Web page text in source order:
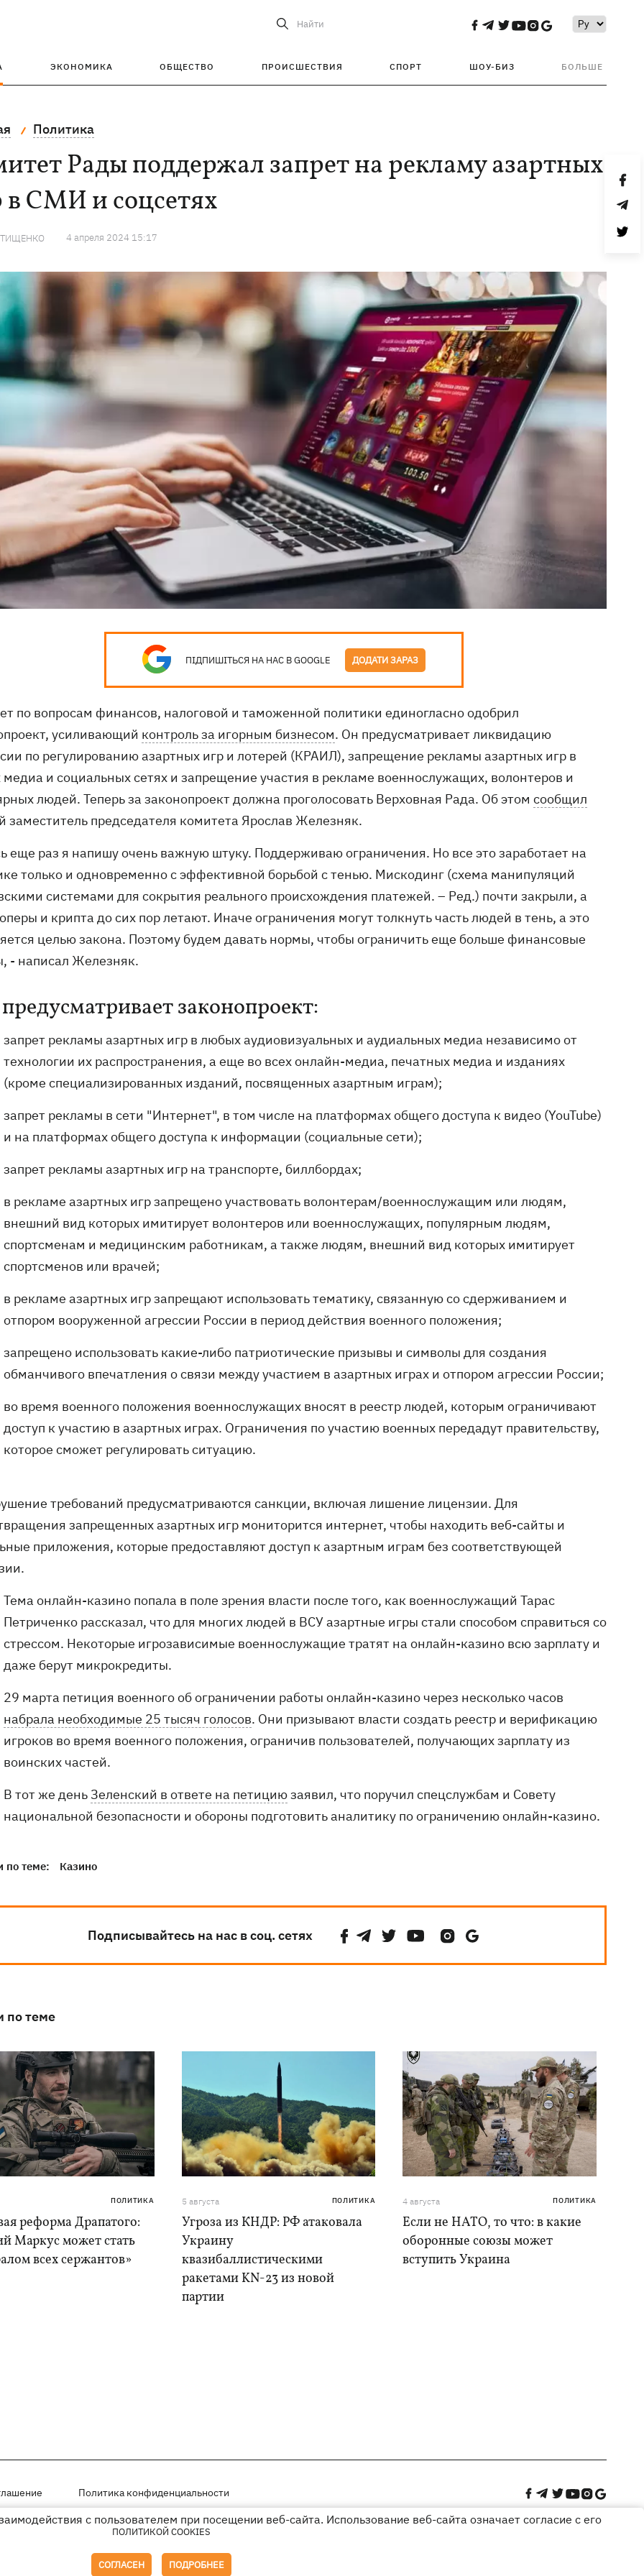
Найти
ЭКОНОМИКА ОБЩЕСТВО ПРОИСШЕСТВИЯ СПОРТ ШОУ-БИЗ БОЛЬШЕ
Политика
Рады поддержал запрет на рекламу азартных
в СМИ и соцсетях
4 апреля 2024 15:17
ПІДПИШІТЬСЯ НА НАС В GOOGLE ДОДАТИ ЗАРАЗ
по вопросам финансов, налоговой и таможенной политики единогласно одобрил
усиливающий контроль за игорным бизнесом. Он предусматривает ликвидацию
по регулированию азартных игр и лотерей (КРАИЛ), запрещение рекламы азартных игр в
и социальных сетях и запрещение участия в рекламе военнослужащих, волонтеров и
людей. Теперь за законопроект должна проголосовать Верховная Рада. Об этом сообщил
заместитель председателя комитета Ярослав Железняк.
еще раз я напишу очень важную штуку. Поддерживаю ограничения. Но все это заработает на
только и одновременно с эффективной борьбой с тенью. Мискодинг (схема манипуляций
системами для сокрытия реального происхождения платежей. – Ред.) почти закрыли, а
и крипта до сих пор летают. Иначе ограничения могут толкнуть часть людей в тень, а это
целью закона. Поэтому будем давать нормы, чтобы ограничить еще больше финансовые
- написал Железняк.
законопроект:
запрет рекламы азартных игр в любых аудиовизуальных и аудиальных медиа независимо от
технологии их распространения, а еще во всех онлайн-медиа, печатных медиа и изданиях
(кроме специализированных изданий, посвященных азартным играм);
запрет рекламы в сети "Интернет", в том числе на платформах общего доступа к видео (YouTube)
и на платформах общего доступа к информации (социальные сети);
запрет рекламы азартных игр на транспорте, биллбордах;
в рекламе азартных игр запрещено участвовать волонтерам/военнослужащим или людям,
внешний вид которых имитирует волонтеров или военнослужащих, популярным людям,
спортсменам и медицинским работникам, а также людям, внешний вид которых имитирует
спортсменов или врачей;
в рекламе азартных игр запрещают использовать тематику, связанную со сдерживанием и
отпором вооруженной агрессии России в период действия военного положения;
запрещено использовать какие-либо патриотические призывы и символы для создания
обманчивого впечатления о связи между участием в азартных играх и отпором агрессии России;
во время военного положения военнослужащих вносят в реестр людей, которым ограничивают
доступ к участию в азартных играх. Ограничения по участию военных передадут правительству,
которое сможет регулировать ситуацию.
требований предусматриваются санкции, включая лишение лицензии. Для
запрещенных азартных игр мониторится интернет, чтобы находить веб-сайты и
приложения, которые предоставляют доступ к азартным играм без соответствующей
Тема онлайн-казино попала в поле зрения власти после того, как военнослужащий Тарас
Петриченко рассказал, что для многих людей в ВСУ азартные игры стали способом справиться со
стрессом. Некоторые игрозависимые военнослужащие тратят на онлайн-казино всю зарплату и
даже берут микрокредиты.
29 марта петиция военного об ограничении работы онлайн-казино через несколько часов
набрала необходимые 25 тысяч голосов. Они призывают власти создать реестр и верификацию
игроков во время военного положения, ограничив пользователей, получающих зарплату из
воинских частей.
В тот же день Зеленский в ответе на петициюзаявил, что поручил спецслужбам и Совету
национальной безопасности и обороны подготовить аналитику по ограничению онлайн-казино.
по теме: Казино
Подписывайтесь на нас в соц. сетях
по теме
ПОЛИТИКА
реформа Драпатого:
Маркус может стать
всех сержантов»
5 августа ПОЛИТИКА
Угроза из КНДР: РФ атаковала
Украину
квазибаллистическими
ракетами KN-23 из новой
партии
4 августа ПОЛИТИКА
Если не НАТО, то что: в какие
оборонные союзы может
вступить Украина
Политика конфиденциальности
на правах рекламыс пользователем при посещении веб-сайта. Использование веб-сайта означает согласие с его
ПОЛИТИКОЙ COOKIES
СОГЛАСЕН ПОДРОБНЕЕ